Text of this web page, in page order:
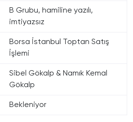
B Grubu, hamiline yazılı,
imtiyazsız
Borsa İstanbul Toptan Satış
İşlemi
Sibel Gökalp & Namık Kemal
Gökalp
Bekleniyor